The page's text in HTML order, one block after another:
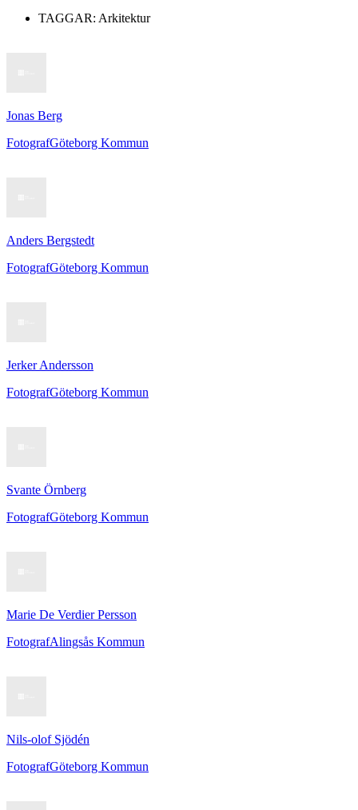
TAGGAR: Arkitektur
Jonas Berg
FotografGöteborg Kommun
Anders Bergstedt
FotografGöteborg Kommun
Jerker Andersson
FotografGöteborg Kommun
Svante Örnberg
FotografGöteborg Kommun
Marie De Verdier Persson
FotografAlingsås Kommun
Nils-olof Sjödén
FotografGöteborg Kommun